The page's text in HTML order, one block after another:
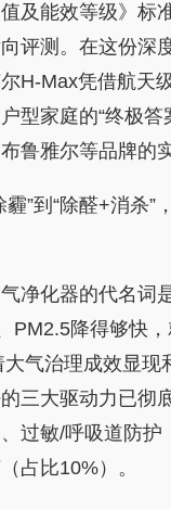
及能效等级》标
评测。在这份深
H-Max凭借航天
型家庭的“终极答
鲁雅尔等品牌的
霾”到“除醛+消杀”
净化器的代名词
PM2.5降得够快
气治理成效显现
三大驱动力已彻
过敏/呼吸道防护
占比10%）。